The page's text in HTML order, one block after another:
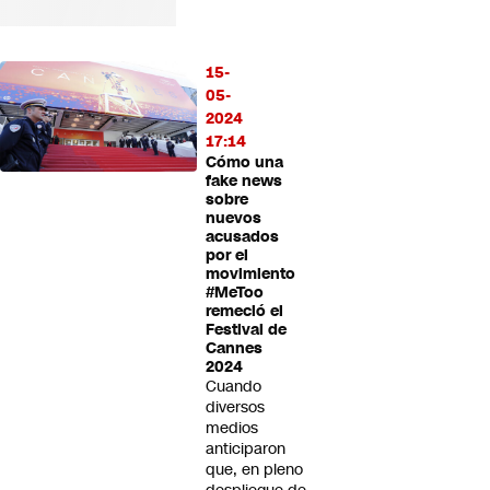
15-
05-
2024
17:14
Cómo una
fake news
sobre
nuevos
acusados
por el
movimiento
#MeToo
remeció el
Festival de
Cannes
2024
Cuando
diversos
medios
anticiparon
que, en pleno